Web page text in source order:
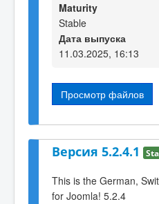
Maturity
Stable
Дата выпуска
11.03.2025, 16:13
Просмотр файлов
Версия 5.2.4.1
This is the German,
for Joomla! 5.2.4